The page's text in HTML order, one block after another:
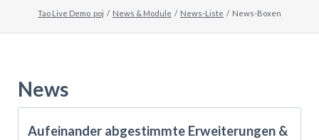
Tao Live Demo_poj News & Module News-Liste News-Boxen
News
06.06.
Aufeinander abgestimmte Erweiterungen &